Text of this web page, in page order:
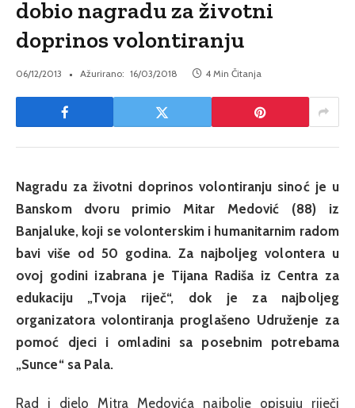
dobio nagradu za životni
doprinos volontiranju
06/12/2013 Ažurirano: 16/03/2018 4 Min Čitanja
Nagradu za životni doprinos volontiranju sinoć je u
Banskom dvoru primio Mitar Medović (88) iz
Banjaluke, koji se volonterskim i humanitarnim radom
bavi više od 50 godina. Za najboljeg volontera u
ovoj godini izabrana je Tijana Radiša iz Centra za
edukaciju „Tvoja riječ“, dok je za najboljeg
organizatora volontiranja proglašeno Udruženje za
pomoć djeci i omladini sa posebnim potrebama
„Sunce“ sa Pala.
Rad i djelo Mitra Medovića najbolje opisuju riječi